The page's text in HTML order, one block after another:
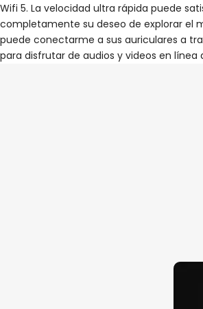
Wifi 5. La velocidad ultra rápida puede
completamente su deseo de explorar el
puede conectarme a sus auriculares a
para disfrutar de audios y videos en línea